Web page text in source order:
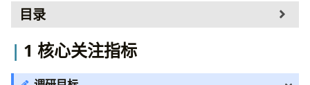
目录
核心关注指标
Metrics 计算详解 (vLLM V1 Engine)
1. /v1/chat/completions 接口调用流程图
1 核心关注指标